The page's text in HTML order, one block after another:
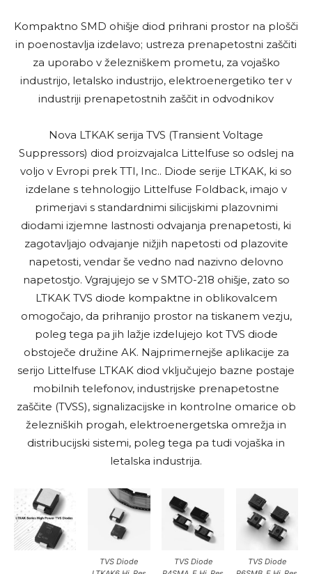
Kompaktno SMD ohišje diod prihrani prostor na plošči
in poenostavlja izdelavo; ustreza prenapetostni zaščiti
za uporabo v železniškem prometu, za vojaško
industrijo, letalsko industrijo, elektroenergetiko ter v
industriji prenapetostnih zaščit in odvodnikov
Nova LTKAK serija TVS (Transient Voltage
Suppressors) diod proizvajalca Littelfuse so odslej na
voljo v Evropi prek TTI, Inc.. Diode serije LTKAK, ki so
izdelane s tehnologijo Littelfuse Foldback, imajo v
primerjavi s standardnimi silicijskimi plazovnimi
diodami izjemne lastnosti odvajanja prenapetosti, ki
zagotavljajo odvajanje nižjih napetosti od plazovite
napetosti, vendar še vedno nad nazivno delovno
napetostjo. Vgrajujejo se v SMTO-218 ohišje, zato so
LTKAK TVS diode kompaktne in oblikovalcem
omogočajo, da prihranijo prostor na tiskanem vezju,
poleg tega pa jih lažje izdelujejo kot TVS diode
obstoječe družine AK. Najprimernejše aplikacije za
serijo Littelfuse LTKAK diod vključujejo bazne postaje
mobilnih telefonov, industrijske prenapetostne
zaščite (TVSS), signalizacijske in kontrolne omarice ob
železniških progah, elektroenergetska omrežja in
distribucijski sistemi, poleg tega pa tudi vojaška in
letalska industrija.
TVS Diode
TVS Diode
TVS Diode